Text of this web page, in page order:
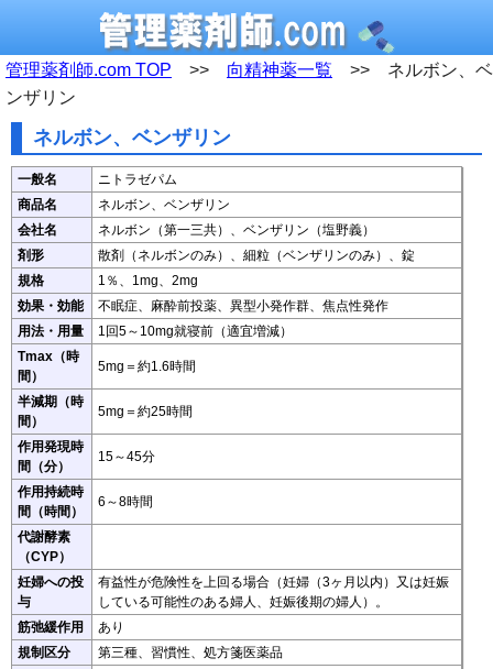
管理薬剤師.com TOP >> 向精神薬一覧 >> ネルボン、ベ
ンザリン
ネルボン、ベンザリン
一般名
ニトラゼパム
商品名
ネルボン、ベンザリン
会社名
ネルボン（第一三共）、ベンザリン（塩野義）
剤形
散剤（ネルボンのみ）、細粒（ベンザリンのみ）、錠
規格
1％、1mg、2mg
効果・効能
不眠症、麻酔前投薬、異型小発作群、焦点性発作
用法・用量
1回5～10mg就寝前（適宜増減）
Tmax（時
間）
5mg＝約1.6時間
半減期（時
間）
5mg＝約25時間
作用発現時
間（分）
15～45分
作用持続時
間（時間）
6～8時間
代謝酵素
（CYP）
妊婦への投
与
有益性が危険性を上回る場合（妊婦（3ヶ月以内）又は妊娠
している可能性のある婦人、妊娠後期の婦人）。
筋弛緩作用
あり
規制区分
第三種、習慣性、処方箋医薬品